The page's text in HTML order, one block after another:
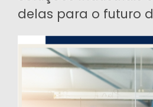
delas para o futuro